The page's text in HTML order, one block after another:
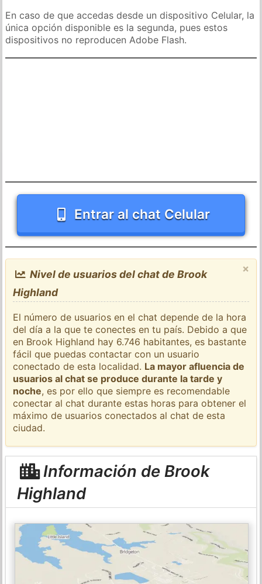
En caso de que accedas desde un dispositivo Celular, la
única opción disponible es la segunda, pues estos
dispositivos no reproducen Adobe Flash.
Entrar al chat Celular
×
Nivel de usuarios del chat de Brook
Highland
El número de usuarios en el chat depende de la hora
del día a la que te conectes en tu país. Debido a que
en Brook Highland hay 6.746 habitantes, es bastante
fácil que puedas contactar con un usuario
conectado de esta localidad. La mayor afluencia de
usuarios al chat se produce durante la tarde y
noche, es por ello que siempre es recomendable
conectar al chat durante estas horas para obtener el
máximo de usuarios conectados al chat de esta
ciudad.
Información de Brook
Highland